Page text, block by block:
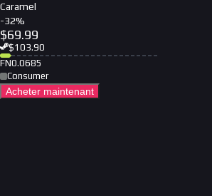
Caramel
-32%
$69.99
$103.90
FN0.0685
Consumer
Acheter maintenant